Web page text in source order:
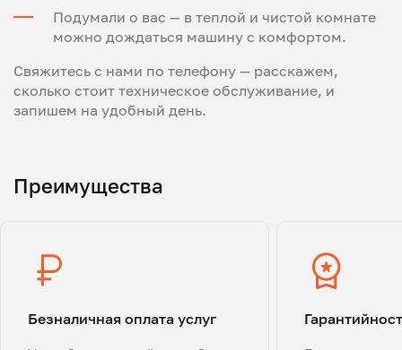
Подумали о вас — в теплой и чистой комнате
можно дождаться машину с комфортом.
Свяжитесь с нами по телефону — расскажем,
сколько стоит техническое обслуживание, и
запишем на удобный день.
Преимущества
Безналичная оплата услуг